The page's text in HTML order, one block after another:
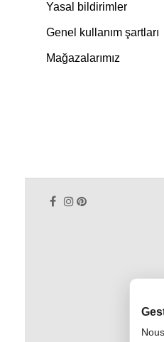
Yasal bildirimler
Genel kullanım şartları
Mağazalarımız